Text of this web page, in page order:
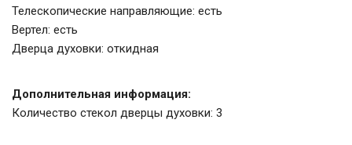
Телескопические направляющие: есть
Вертел: есть
Дверца духовки: откидная
Дополнительная информация:
Количество стекол дверцы духовки: 3